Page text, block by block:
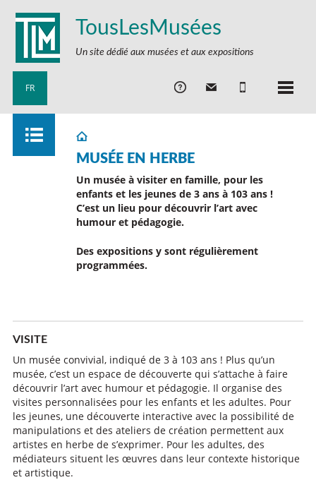
TousLesMusées
Un site dédié aux musées et aux expositions
FR
MUSÉE EN HERBE
Un musée à visiter en famille, pour les
enfants et les jeunes de 3 ans à 103 ans !
C’est un lieu pour découvrir l’art avec
humour et pédagogie.
Des expositions y sont régulièrement
programmées.
VISITE
Un musée convivial, indiqué de 3 à 103 ans ! Plus qu’un
musée, c’est un espace de découverte qui s’attache à faire
découvrir l’art avec humour et pédagogie. Il organise des
visites personnalisées pour les enfants et les adultes. Pour
les jeunes, une découverte interactive avec la possibilité de
manipulations et des ateliers de création permettent aux
artistes en herbe de s’exprimer. Pour les adultes, des
médiateurs situent les œuvres dans leur contexte historique
et artistique.